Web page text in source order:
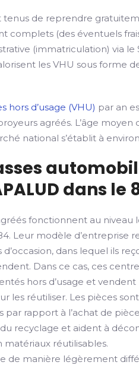
tenus de reprendre
complets (des éventuels
(immatriculation) via le
les VHU sous forme
hors d’usage (VHU) par an
agréés. L’âge moyen
national s’établit à
dans le
fonctionnent au niveau
Leur modèle d’entreprise
d’occasion, dans lequel ils
Dans ce cas, ces
hors d’usage et vendent
les réutiliser. Les pièces
rapport à l’achat de
du recyclage et aident à
matériaux réutilisables.
de manière légèrement